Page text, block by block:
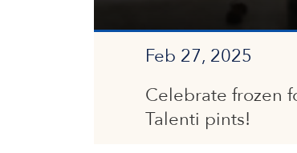
Feb 27, 2025
Celebrate frozen
Talenti pints!